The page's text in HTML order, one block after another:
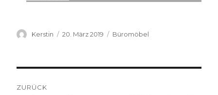
Autor
Kerstin
Veröffentlicht
20. März 2019 Kategorien
Büromöbel
ZURÜCK